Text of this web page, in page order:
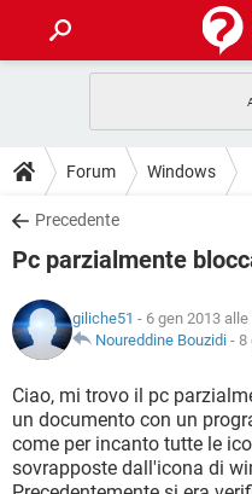
INTRATTENIMENTO
iOS
INSTAGRAM
TIKTOK
HARDWARE
GUIDE
COVID-19
INSTAGRAM
TIKTOK
HARDWARE
DOWNLOAD
COVID-19
INTRATTENIMENTO
iOS
INSTAGRAM
TIKTOK
HARDWARE
FORUM
COVID-19
INTRATTENIMENTO
iOS
INSTAGRAM
TIKTOK
GLOSSARIO
COVID-19
INTRATTENIMENTO
iOS
Forum Windows
Precedente
Pc parzialmente
giliche51 - 6 gen 2013 alle
Noureddine Bouzidi - 8
Ciao, mi trovo il pc
un documento con un
come per incanto tutte le
sovrapposte dall'icona di